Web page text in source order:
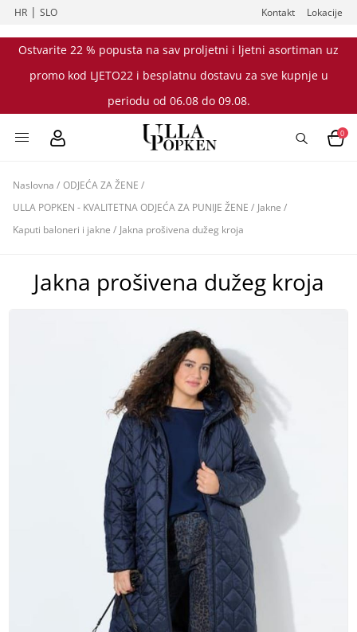
HR |SLO Kontakt Lokacije
Ostvarite 22 % popusta na sav proljetni i ljetni asortiman uz
promo kod LJETO22 i besplatnu dostavu za sve kupnje u
periodu od 06.08 do 09.08.
0
Naslovna / ODJEĆA ZA ŽENE /
ULLA POPKEN - KVALITETNA ODJEĆA ZA PUNIJE ŽENE / Jakne /
Kaputi baloneri i jakne / Jakna prošivena dužeg kroja
Jakna prošivena dužeg kroja